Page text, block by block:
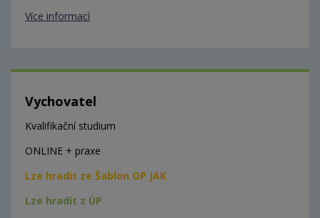
Více informací
Vychovatel
Kvalifikační studium
ONLINE + praxe
Lze hradit ze Šablon OP JAK
Lze hradit z ÚP